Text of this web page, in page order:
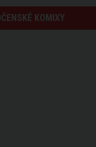
KOMIXY